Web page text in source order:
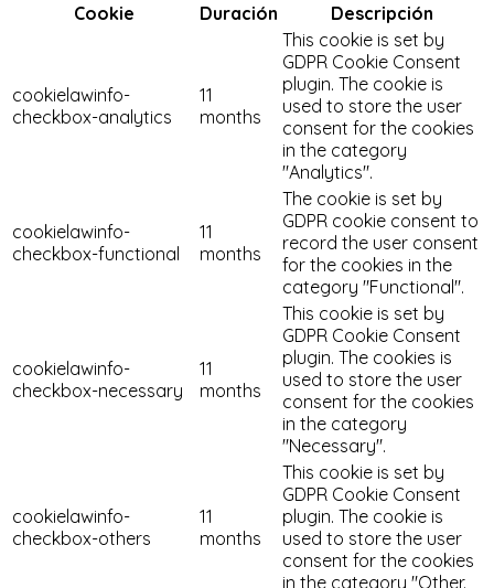
Cookie
Duración Descripción
cookielawinfo-
checkbox-analytics
11
months
This cookie is set by
GDPR Cookie Consent
plugin. The cookie is
used to store the user
consent for the cookies
in the category
"Analytics".
cookielawinfo-
checkbox-functional
11
months
The cookie is set by
GDPR cookie consent to
record the user consent
for the cookies in the
category "Functional".
cookielawinfo-
checkbox-necessary
11
months
This cookie is set by
GDPR Cookie Consent
plugin. The cookies is
used to store the user
consent for the cookies
in the category
"Necessary".
cookielawinfo-
checkbox-others
11
months
This cookie is set by
GDPR Cookie Consent
plugin. The cookie is
used to store the user
consent for the cookies
in the category "Other.